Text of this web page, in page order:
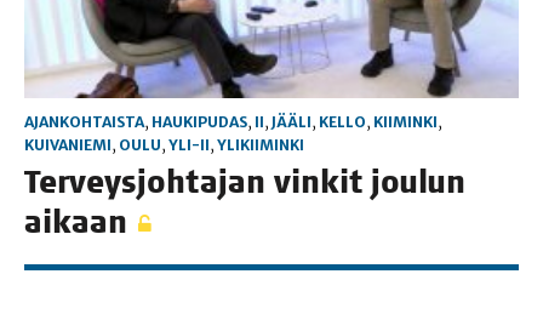
AJANKOHTAISTA, HAUKIPUDAS, II, JÄÄLI, KELLO, KIIMINKI,
KUIVANIEMI, OULU, YLI-II, YLIKIIMINKI
Ter­veys­joh­ta­jan vin­kit jou­lun
aikaan